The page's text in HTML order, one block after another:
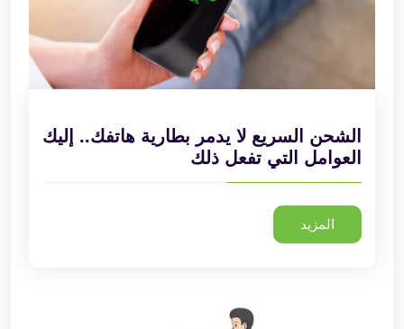
الشحن السريع لا يدمر بطارية هاتفك.. إليك
العوامل التي تفعل ذلك
المزيد